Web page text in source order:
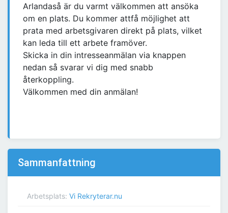
Arlandaså är du varmt välkommen att ansöka
om en plats. Du kommer attfå möjlighet att
prata med arbetsgivaren direkt på plats, vilket
kan leda till ett arbete framöver.
Skicka in din intresseanmälan via knappen
nedan så svarar vi dig med snabb
återkoppling.
Välkommen med din anmälan!
Sammanfattning
Arbetsplats: Vi Rekryterar.nu